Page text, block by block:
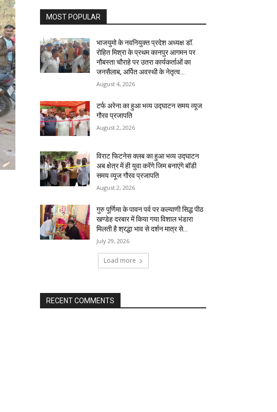
MOST POPULAR
भाजयुमो के नवनियुक्त प्रदेश अध्यक्ष डॉ.
रोहित मिश्रा के प्रथम कानपुर आगमन पर
नौबस्ता चौराहे पर उतरा कार्यकर्ताओं का
जनसैलाब, अर्पित अवस्थी के नेतृत्व...
August 4, 2026
टर्फ अरेना का हुआ भव्य उद्घाटन समय व्यूज
गौरव प्रजापति
August 2, 2026
विराट फिटनेस क्लब का हुआ भव्य उद्घाटन
अब क्षेत्र में ही युवा करेंगे जिम बनाएंगे बॉडी
समय व्यूज गौरव प्रजापति
August 2, 2026
गुरु पूर्णिमा के पावन पर्व पर कल्याणी सिद्ध पीठ
खण्डेह दरबार में किया गया विशाल भंडारा
मिलती है श्रद्धा भाव से दर्शन मात्र से...
July 29, 2026
Load more
RECENT COMMENTS